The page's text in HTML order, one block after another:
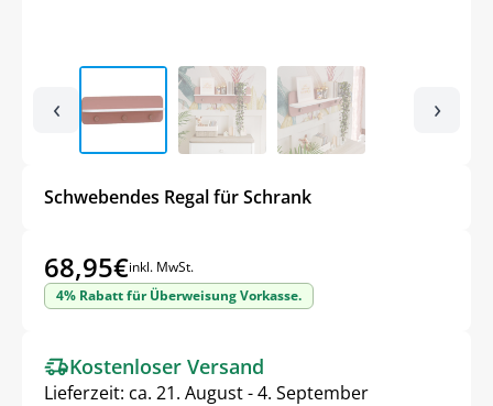
‹ ›
Schwebendes Regal für Schrank
68,95€inkl. MwSt.
4% Rabatt für Überweisung Vorkasse.
Kostenloser Versand
Lieferzeit: ca. 21. August - 4. September